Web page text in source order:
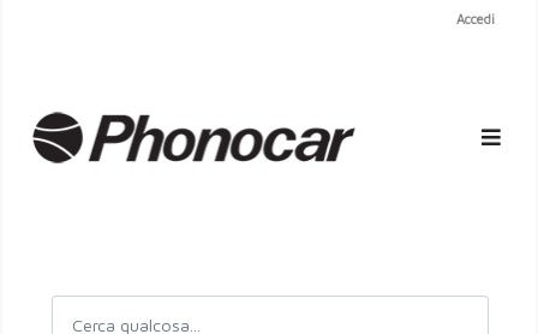
Accedi